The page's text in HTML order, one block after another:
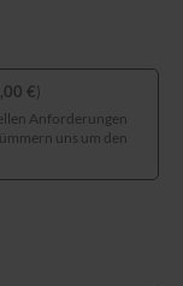
€)
Anforderungen
uns um den